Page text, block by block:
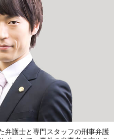
弁護士と専門スタッフの刑事弁護